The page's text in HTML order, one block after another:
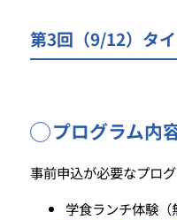
第3回（9/12）タ
プログラム内
事前申込が必要なプロ
学食ランチ体験